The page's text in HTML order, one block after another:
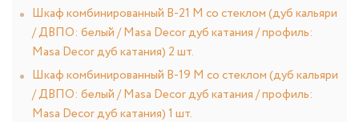
Шкаф комбинированный В-21 М со стеклом (дуб кальяри
/ ДВПО: белый / Masa Decor дуб катания / профиль:
Masa Decor дуб катания) 2 шт.
Шкаф комбинированный В-19 М со стеклом (дуб кальяри
/ ДВПО: белый / Masa Decor дуб катания / профиль:
Masa Decor дуб катания) 1 шт.